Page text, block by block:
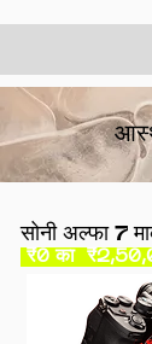
सोनी अल्फा 7
₹0 का